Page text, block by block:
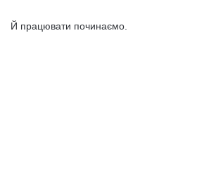
Й працювати починаємо.